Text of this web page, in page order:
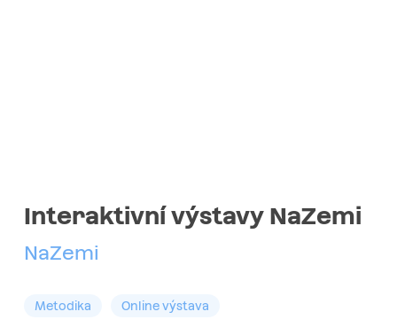
Interaktivní výstavy NaZemi
NaZemi
Metodika Online výstava